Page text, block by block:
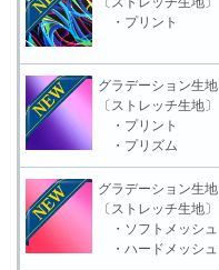
・プリント
グラデーション生地
〔ストレッチ生地〕
・プリント
・プリズム
グラデーション生地
〔ストレッチ生地〕
・ソフトメッシュ
・ハードメッシュ